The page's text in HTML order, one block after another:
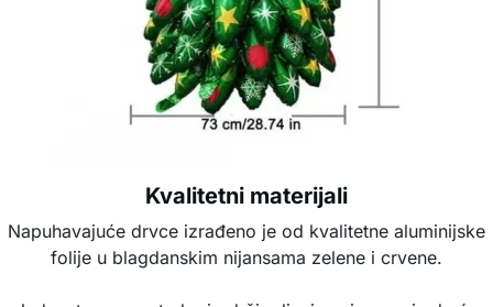
Kvalitetni materijali
Napuhavajuće drvce izrađeno je od kvalitetne aluminijske
folije u blagdanskim nijansama zelene i crvene.